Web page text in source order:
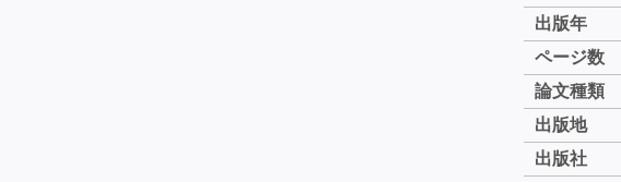
出版年
ページ数
論文種類
出版地
出版社